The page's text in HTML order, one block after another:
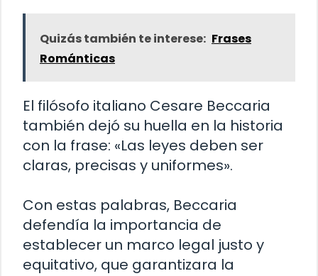
Quizás también te interese: Frases
Románticas
El filósofo italiano Cesare Beccaria
también dejó su huella en la historia
con la frase: «Las leyes deben ser
claras, precisas y uniformes».
Con estas palabras, Beccaria
defendía la importancia de
establecer un marco legal justo y
equitativo, que garantizara la